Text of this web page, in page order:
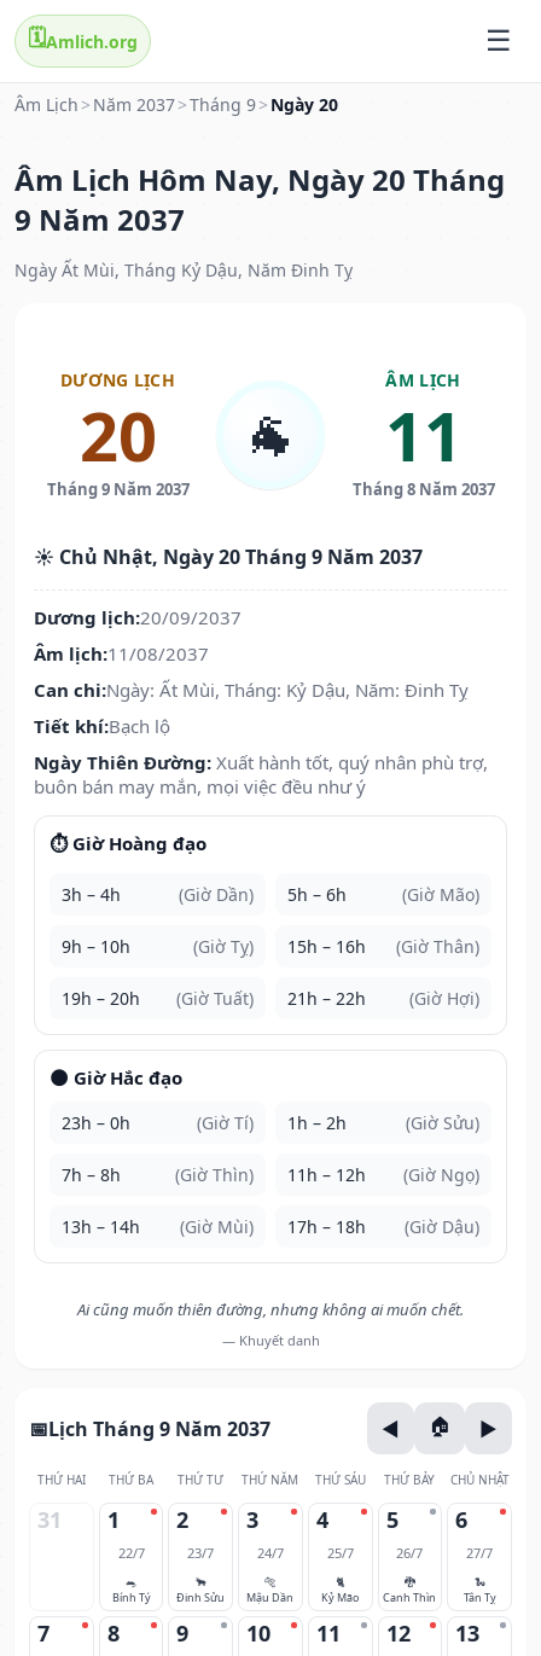
🗓️Amlich.org
Âm Lịch > Năm 2037>Tháng 9> Ngày 20
Âm Lịch Hôm Nay, Ngày 20 Tháng
9 Năm 2037
Ngày Ất Mùi, Tháng Kỷ Dậu, Năm Đinh Tỵ
DƯƠNG LỊCH
20
Tháng 9 Năm 2037
🐐
ÂM LỊCH
11
Tháng 8 Năm 2037
☀️ Chủ Nhật, Ngày 20 Tháng 9 Năm 2037
Dương lịch:20/09/2037
Âm lịch:11/08/2037
Can chi:Ngày: Ất Mùi, Tháng: Kỷ Dậu, Năm: Đinh Tỵ
Tiết khí:Bạch lộ
Ngày Thiên Đường: Xuất hành tốt, quý nhân phù trợ,
buôn bán may mắn, mọi việc đều như ý
⏱️ Giờ Hoàng đạo
3h – 4h (Giờ Dần) 5h – 6h (Giờ Mão)
9h – 10h (Giờ Tỵ) 15h – 16h (Giờ Thân)
19h – 20h (Giờ Tuất) 21h – 22h (Giờ Hợi)
🌑 Giờ Hắc đạo
23h – 0h (Giờ Tí) 1h – 2h (Giờ Sửu)
7h – 8h (Giờ Thìn) 11h – 12h (Giờ Ngọ)
13h – 14h (Giờ Mùi) 17h – 18h (Giờ Dậu)
Ai cũng muốn thiên đường, nhưng không ai muốn chết.
— Khuyết danh
Lịch Tháng 9 Năm 2037
THỨ HAI THỨ BA THỨ TƯ THỨ NĂM THỨ SÁU THỨ BẢY CHỦ NHẬT
31 1
22/7
🐀
Bính Tý
2
23/7
🐂
Đinh Sửu
3
24/7
🐅
Mậu Dần
4
25/7
🐈
Kỷ Mão
5
26/7
🐉
Canh Thìn
6
27/7
🐍
Tân Tỵ
7 8 9 10 11 12 13